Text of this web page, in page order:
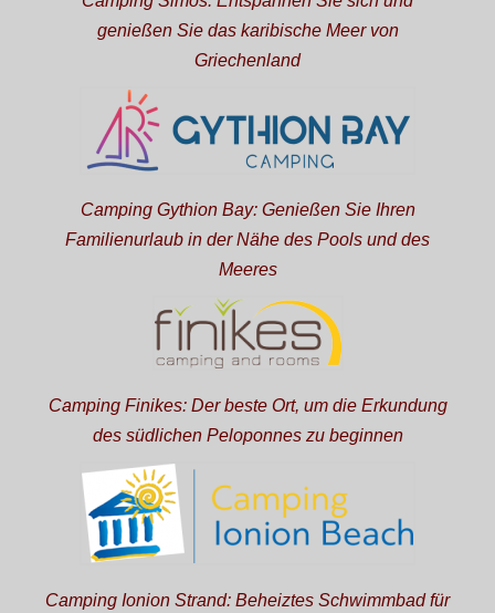
genießen Sie das karibische Meer von
Griechenland
Camping Gythion Bay: Genießen Sie Ihren
Familienurlaub in der Nähe des Pools und des
Meeres
Camping Finikes: Der beste Ort, um die Erkundung
des südlichen Peloponnes zu beginnen
Camping Ionion Strand: Beheiztes Schwimmbad für